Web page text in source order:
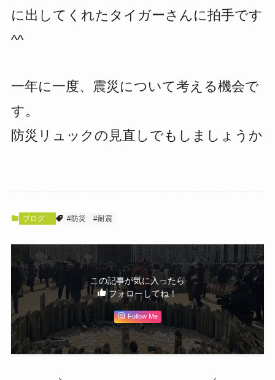
に出してくれたタイガーさんに拍手です
^^
一年に一度、震災について考える機会で
す。
防災リュックの見直しでもしましょうか
ブログ #防災 #耐震
この記事が気に入ったら
フォローしてね！
Follow Me